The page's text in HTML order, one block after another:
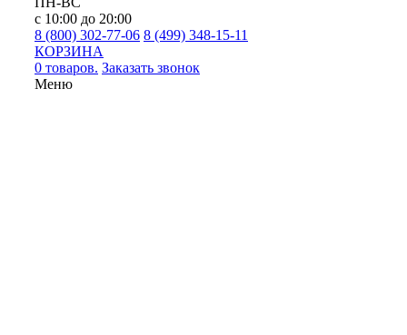
с 10:00 до 20:00
8 (800) 302-77-06 8 (499) 348-15-11
КОРЗИНА
0 товаров. Заказать звонок
Меню